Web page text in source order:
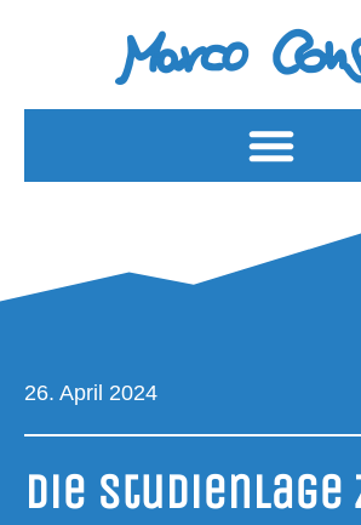
26. April 2024
Die Stu­di­en­la­ge